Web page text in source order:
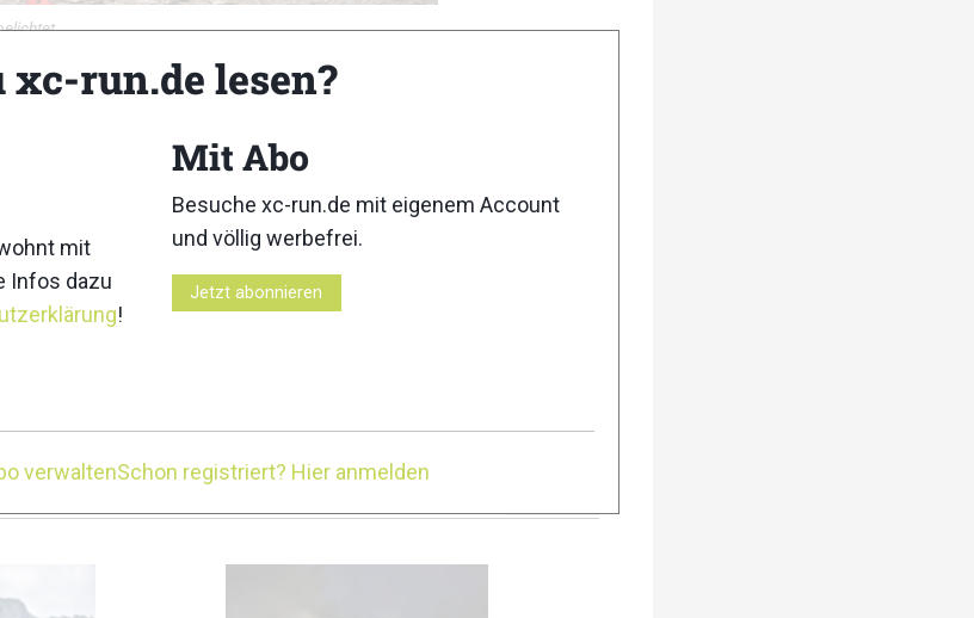
4
run.de lesen?
mit
Infos dazu
!
Mit Abo
Besuche xc-run.de mit eigenem Account
und völlig werbefrei.
Jetzt abonnieren
verwaltenSchon registriert? Hier anmelden